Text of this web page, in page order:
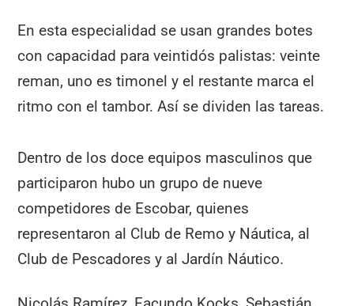
En esta especialidad se usan grandes botes
con capacidad para veintidós palistas: veinte
reman, uno es timonel y el restante marca el
ritmo con el tambor. Así se dividen las tareas.
Dentro de los doce equipos masculinos que
participaron hubo un grupo de nueve
competidores de Escobar, quienes
representaron al Club de Remo y Náutica, al
Club de Pescadores y al Jardín Náutico.